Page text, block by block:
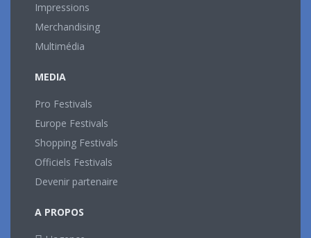
Impressions
Merchandising
Multimédia
MEDIA
Pro Festivals
Europe Festivals
Shopping Festivals
Officiels Festivals
Devenir partenaire
A PROPOS